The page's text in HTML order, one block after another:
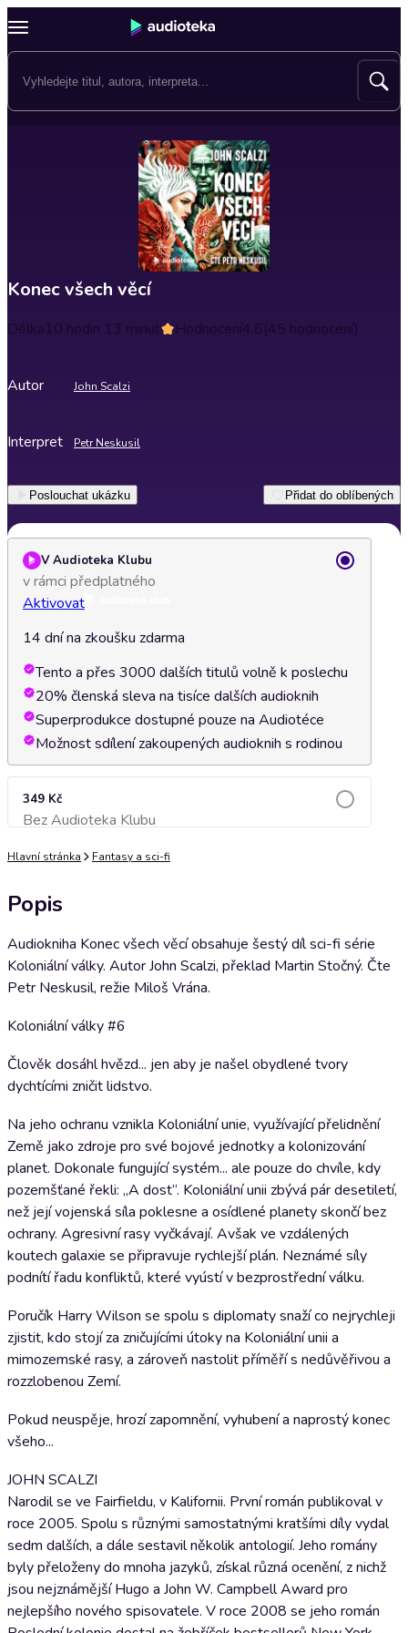
Konec všech věcí
Délka10 hodin 13 minut Hodnocení4.6(45 hodnocení)
Autor John Scalzi
Interpret Petr Neskusil
Poslouchat ukázku Přidat do oblíbených
V Audioteka Klubu
v rámci předplatného
Aktivovat
14 dní na zkoušku zdarma
Tento a přes 3000 dalších titulů volně k poslechu
20% členská sleva na tisíce dalších audioknih
Superprodukce dostupné pouze na Audiotéce
Možnost sdílení zakoupených audioknih s rodinou
349 Kč
Bez Audioteka KlubuPřidat do košíku
Hlavní stránka Fantasy a sci-fi
Popis
Audiokniha Konec všech věcí obsahuje šestý díl sci-fi série
Koloniální války. Autor John Scalzi, překlad Martin Stočný. Čte
Petr Neskusil, režie Miloš Vrána.
Koloniální války #6
Člověk dosáhl hvězd... jen aby je našel obydlené tvory
dychtícími zničit lidstvo.
Na jeho ochranu vznikla Koloniální unie, využívající přelidnění
Země jako zdroje pro své bojové jednotky a kolonizování
planet. Dokonale fungující systém... ale pouze do chvíle, kdy
pozemšťané řekli: „A dost“. Koloniální unii zbývá pár desetiletí,
než její vojenská síla poklesne a osídlené planety skončí bez
ochrany. Agresivní rasy vyčkávají. Avšak ve vzdálených
koutech galaxie se připravuje rychlejší plán. Neznámé síly
podnítí řadu konfliktů, které vyústí v bezprostřední válku.
Poručík Harry Wilson se spolu s diplomaty snaží co nejrychleji
zjistit, kdo stojí za zničujícími útoky na Koloniální unii a
mimozemské rasy, a zároveň nastolit příměří s nedůvěřivou a
rozzlobenou Zemí.
Pokud neuspěje, hrozí zapomnění, vyhubení a naprostý konec
všeho...
JOHN SCALZI
Narodil se ve Fairfieldu, v Kalifornii. První román publikoval v
roce 2005. Spolu s různými samostatnými kratšími díly vydal
sedm dalších, a dále sestavil několik antologií. Jeho romány
byly přeloženy do mnoha jazyků, získal různá ocenění, z nichž
jsou nejznámější Hugo a John W. Campbell Award pro
nejlepšího nového spisovatele. V roce 2008 se jeho román